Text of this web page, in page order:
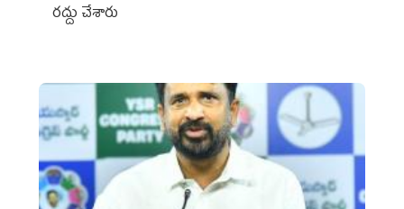
రద్దు చేశారు